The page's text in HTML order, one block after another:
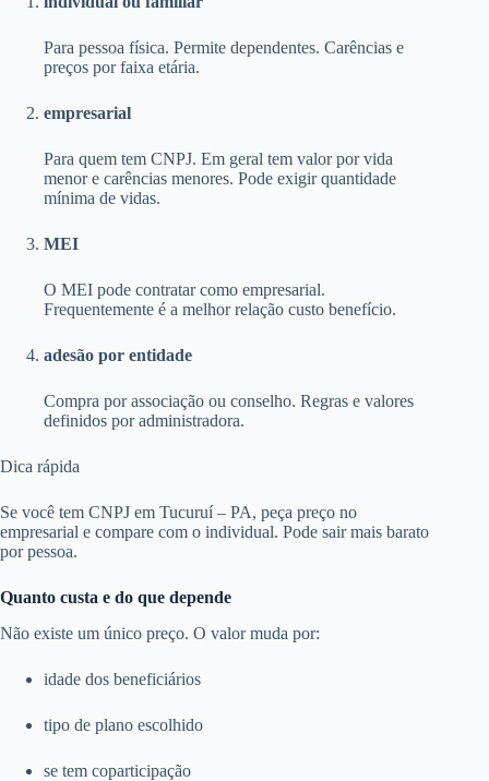
Para pessoa física. Permite dependentes. Carências e
preços por faixa etária.
empresarial
Para quem tem CNPJ. Em geral tem valor por vida
menor e carências menores. Pode exigir quantidade
mínima de vidas.
MEI
O MEI pode contratar como empresarial.
Frequentemente é a melhor relação custo benefício.
adesão por entidade
Compra por associação ou conselho. Regras e valores
definidos por administradora.
Dica rápida
Se você tem CNPJ em Tucuruí – PA, peça preço no
empresarial e compare com o individual. Pode sair mais barato
por pessoa.
Quanto custa e do que depende
Não existe um único preço. O valor muda por:
idade dos beneficiários
tipo de plano escolhido
se tem coparticipação